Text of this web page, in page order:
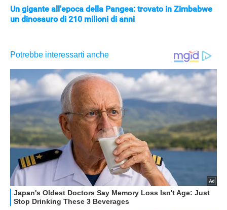
Un gigante all'epoca della Pangea: trovato in Zimbabwe
un dinosauro di 210 milioni di anni